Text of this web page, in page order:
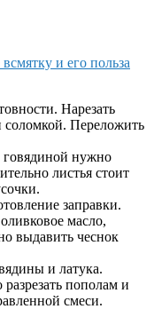
и его польза
Нарезать
Переложить
говядиной нужно
листья стоит
заправки.
масло,
выдавить чеснок
и латука.
пополам и
смеси.